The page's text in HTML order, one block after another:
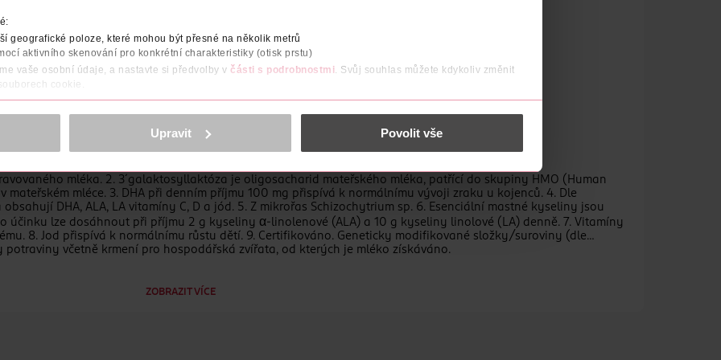
geografické poloze, které mohou být přesné na několik metrů
aktivního skenování pro konkrétní charakteristiky (otisk prstu)
vaše osobní údaje, a nastavte si předvolby v části s podrobnostmi. Svůj souhlas můžete kdykoliv změnit
cookie.
a reklam, funkcí sociálních médií, analýze návštěvnosti, které mohou nést osobní údaje.
osobních údajů.
<
Upravit Povolit vše
tuku1
mléka. 2. 3´galaktosyllaktóza je oligosacharid mateřského mléka, patřící do skupiny HMO (Human
mléce. 3. DHA při denním příjmu 100 mg přispívá k normálnímu vývoji zraku u kojenců. 4. Dle
DHA, ALA, LA vitamíny C, D a jód. 5. Z mikrořas Schizochytrium sp. 6. Esenciální mastné kyseliny jsou
účinku lze dosáhnout při příjmu 2 g kyseliny α-linolenové (ALA) a 10 g kyseliny linolové (LA) denně. 7. Vitamíny
8. Jod přispívá k normálnímu růstu dětí. 9. Certifikováno. Geneticky modifikované složky/suroviny (dle
včetně krmení pro hospodářská zvířata, od kterých je mléko získáváno.
ZOBRAZIT VÍCE